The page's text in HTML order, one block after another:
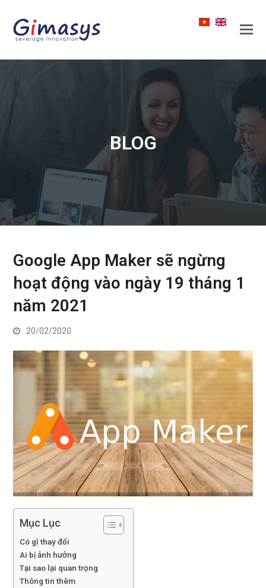
BLOG
Google App Maker sẽ ngừng
hoạt động vào ngày 19 tháng 1
năm 2021
20/02/2020
Mục Lục
Có gì thay đổi
Ai bị ảnh hưởng
Tại sao lại quan trọng
Thông tin thêm